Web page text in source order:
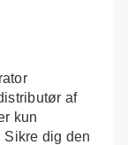
af
kun
dig den